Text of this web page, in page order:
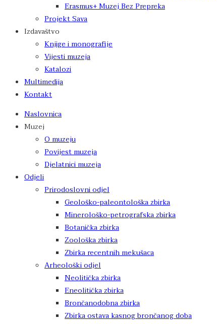
Erasmus+ Muzej Bez Prepreka
Projekt Sava
Izdavaštvo
Knjige i monografije
Vijesti muzeja
Katalozi
Multimedija
Kontakt
Naslovnica
Muzej
O muzeju
Povijest muzeja
Djelatnici muzeja
Odjeli
Prirodoslovni odjel
Geološko-paleontološka zbirka
Minerološko-petrografska zbirka
Botanička zbirka
Zoološka zbirka
Zbirka recentnih mekušaca
Arheološki odjel
Neolitička zbirka
Eneolitička zbirka
Brončanodobna zbirka
Zbirka ostava kasnog brončanog doba